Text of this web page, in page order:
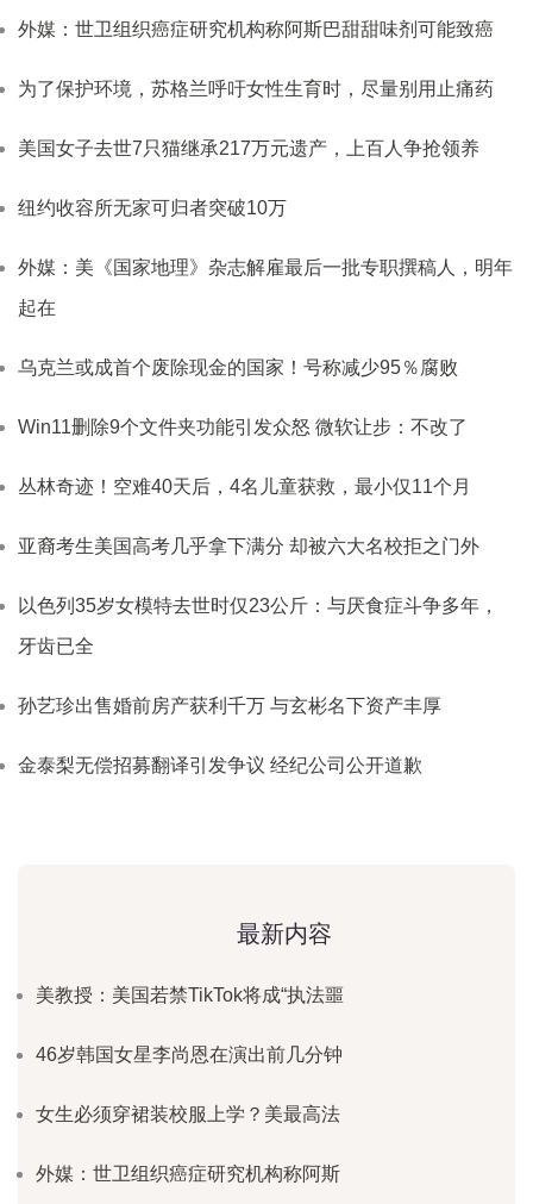
外媒：世卫组织癌症研究机构称阿斯巴甜甜味剂可能致癌
为了保护环境，苏格兰呼吁女性生育时，尽量别用止痛药
美国女子去世7只猫继承217万元遗产，上百人争抢领养
纽约收容所无家可归者突破10万
外媒：美《国家地理》杂志解雇最后一批专职撰稿人，明年
起在
乌克兰或成首个废除现金的国家！号称减少95％腐败
Win11删除9个文件夹功能引发众怒 微软让步：不改了
丛林奇迹！空难40天后，4名儿童获救，最小仅11个月
亚裔考生美国高考几乎拿下满分 却被六大名校拒之门外
以色列35岁女模特去世时仅23公斤：与厌食症斗争多年，
牙齿已全
孙艺珍出售婚前房产获利千万 与玄彬名下资产丰厚
金泰梨无偿招募翻译引发争议 经纪公司公开道歉
最新内容
美教授：美国若禁TikTok将成“执法噩
46岁韩国女星李尚恩在演出前几分钟
女生必须穿裙装校服上学？美最高法
外媒：世卫组织癌症研究机构称阿斯